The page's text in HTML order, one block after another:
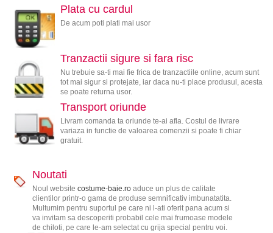
Plata cu cardul
De acum poti plati mai usor
Tranzactii sigure si fara risc
Nu trebuie sa-ti mai fie frica de tranzactiile online, acum sunt
tot mai sigur si protejate, iar daca nu-ti place produsul, acesta
se poate returna usor.
Transport oriunde
Livram comanda ta oriunde te-ai afla. Costul de livrare
variaza in functie de valoarea comenzii si poate fi chiar
gratuit.
Noutati
Noul website costume-baie.roaduce un plus de calitate
clientilor printr-o gama de produse semnificativ imbunatatita.
Multumim pentru suportul pe care ni l-ati oferit pana acum si
va invitam sa descoperiti probabil cele mai frumoase modele
de chiloti, pe care le-am selectat cu grija special pentru voi.